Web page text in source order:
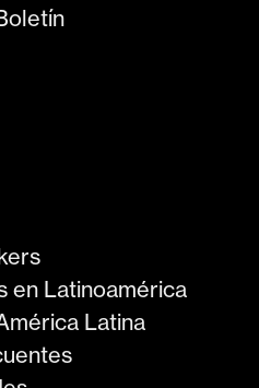
en Latinoamérica
Latina